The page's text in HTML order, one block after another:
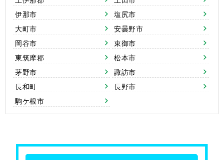
伊那市
塩尻市
大町市
安曇野市
岡谷市
東御市
東筑摩郡
松本市
茅野市
諏訪市
長和町
長野市
駒ケ根市